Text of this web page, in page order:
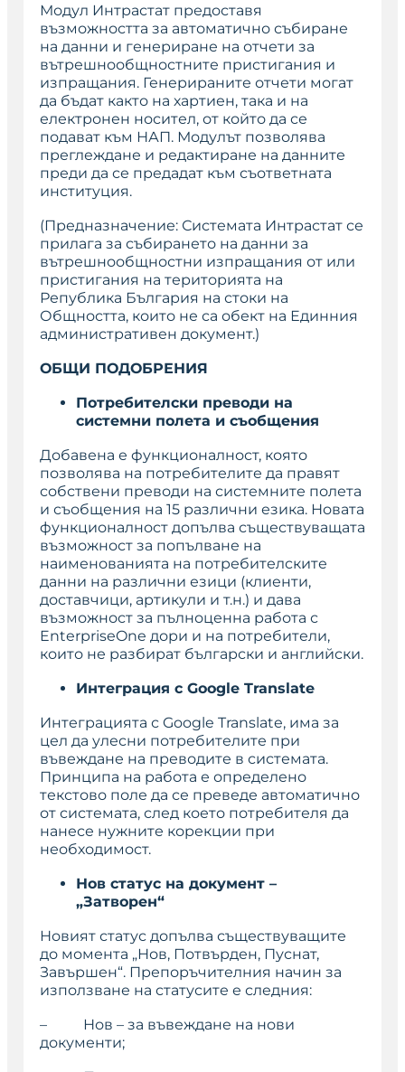
Модул Интрастат предоставя
възможността за автоматично събиране
на данни и генериране на отчети за
вътрешнообщностните пристигания и
изпращания. Генерираните отчети могат
да бъдат както на хартиен, така и на
електронен носител, от който да се
подават към НАП. Модулът позволява
преглеждане и редактиране на данните
преди да се предадат към съответната
институция.
(Предназначение: Системата Интрастат се
прилага за събирането на данни за
вътрешнообщностни изпращания от или
пристигания на територията на
Република България на стоки на
Общността, които не са обект на Единния
административен документ.)
ОБЩИ ПОДОБРЕНИЯ
Потребителски преводи на
системни полета и съобщения
Добавена е функционалност, която
позволява на потребителите да правят
собствени преводи на системните полета
и съобщения на 15 различни езика. Новата
функционалност допълва съществуващата
възможност за попълване на
наименованията на потребителските
данни на различни езици (клиенти,
доставчици, артикули и т.н.) и дава
възможност за пълноценна работа с
EnterpriseOne дори и на потребители,
които не разбират български и английски.
Интеграция с Google Translate
Интеграцията с Google Translate, има за
цел да улесни потребителите при
въвеждане на преводите в системата.
Принципа на работа е определено
текстово поле да се преведе автоматично
от системата, след което потребителя да
нанесе нужните корекции при
необходимост.
Нов статус на документ –
„Затворен“
Новият статус допълва съществуващите
до момента „Нов, Потвърден, Пуснат,
Завършен“. Препоръчителния начин за
използване на статусите е следния:
– Нов – за въвеждане на нови
документи;